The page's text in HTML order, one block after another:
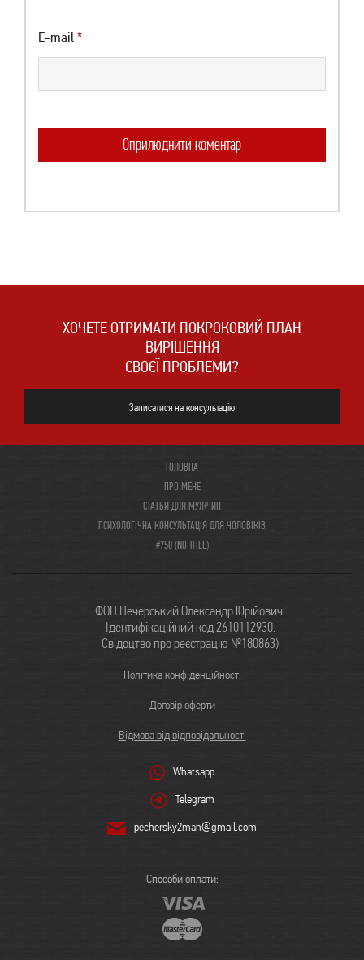
E-mail *
ХОЧЕТЕ ОТРИМАТИ ПОКРОКОВИЙ ПЛАН
ВИРІШЕННЯ
СВОЄЇ ПРОБЛЕМИ?
Записатися на консультацію
ГОЛОВНА
ПРО МЕНЕ
СТАТЬИ ДЛЯ МУЖЧИН
ПСИХОЛОГІЧНА КОНСУЛЬТАЦІЯ ДЛЯ ЧОЛОВІКІВ
#750 (NO TITLE)
ФОП Печерський Олександр Юрійович.
Ідентифікаційний код 2610112930.
Свідоцтво про реєстрацію №180863)
Політика конфіденційності
Договір оферти
Відмова від відповідальності
Whatsapp
Telegram
pechersky2man@gmail.com
Способи оплати: